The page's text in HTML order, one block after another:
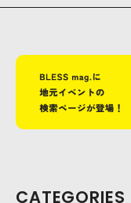
CATEGORIES